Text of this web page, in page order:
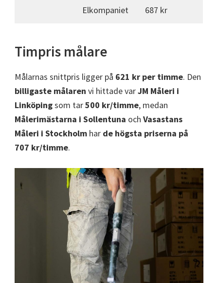
Elkompaniet 687 kr
Timpris målare
Målarnas snittpris ligger på 621 kr per timme. Den
billigaste målaren vi hittade varJM Måleri i
Linköpingsom tar500 kr/timme, medan
Målerimästarna i Sollentuna och Vasastans
Måleri i Stockholm har de högsta priserna på
707 kr/timme.